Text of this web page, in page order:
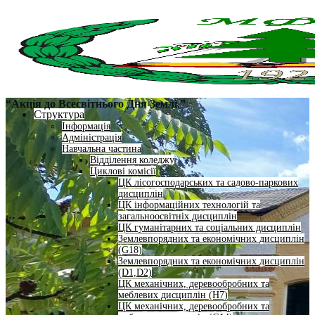
Структура
Інформація
Адміністрація
Навчальна частина
Відділення коледжу
Циклові комісії
ЦК лісогосподарських та садово-паркових
дисциплін
ЦК інформаційних технологій та
загальноосвітніх дисциплін
ЦК гуманітарних та соціальних дисциплін
Землевпорядних та економічних дисциплін
(G18)
Землевпорядних та економічних дисциплін
(D1,D2)
ЦК механічних, деревообробних та
меблевих дисциплін (H7)
ЦК механічних, деревообробних та
“Акція до Всесвітнього Дня Землі.”